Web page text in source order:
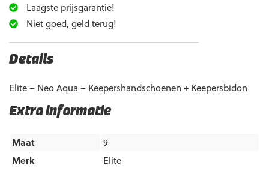
Laagste prijsgarantie!
Niet goed, geld terug!
Extra informatie
Maat
9
Merk
Elite
Details
Elite – Neo Aqua – Keepershandschoenen + Keepersbidon